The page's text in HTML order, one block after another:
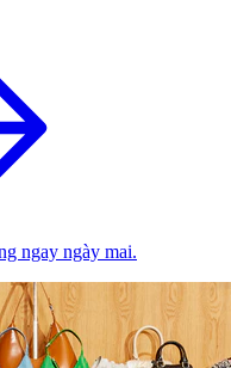
ngay ngày mai.